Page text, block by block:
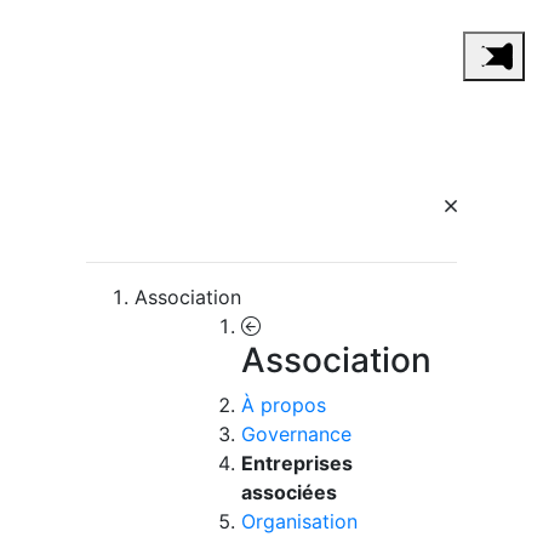
Association
Association
À propos
Governance
Entreprises
associées
Organisation